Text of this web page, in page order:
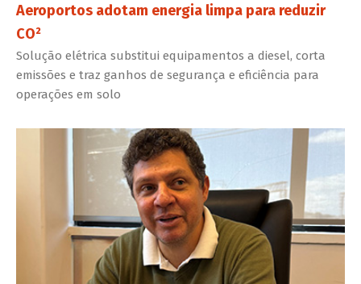
Aeroportos adotam energia limpa para reduzir
CO²
Solução elétrica substitui equipamentos a diesel, corta
emissões e traz ganhos de segurança e eficiência para
operações em solo